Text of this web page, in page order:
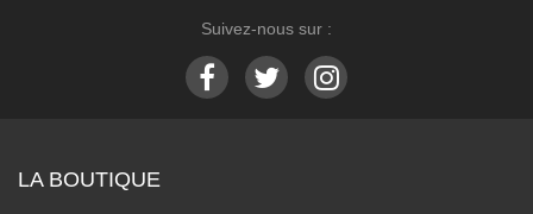
Suivez-nous sur :
LA BOUTIQUE